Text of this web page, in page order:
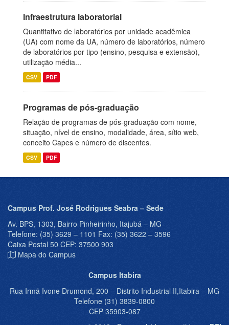
Infraestrutura laboratorial
Quantitativo de laboratórios por unidade acadêmica
(UA) com nome da UA, número de laboratórios, número
de laboratórios por tipo (ensino, pesquisa e extensão),
utilização média...
CSV PDF
Programas de pós-graduação
Relação de programas de pós-graduação com nome,
situação, nível de ensino, modalidade, área, sítio web,
conceito Capes e número de discentes.
CSV PDF
Campus Prof. José Rodrigues Seabra – Sede
Av. BPS, 1303, Bairro Pinheirinho, Itajubá – MG
Telefone: (35) 3629 – 1101 Fax: (35) 3622 – 3596
Caixa Postal 50 CEP: 37500 903
Mapa do Campus
Campus Itabira
Rua Irmã Ivone Drumond, 200 – Distrito Industrial II,Itabira – MG
Telefone (31) 3839-0800
CEP 35903-087